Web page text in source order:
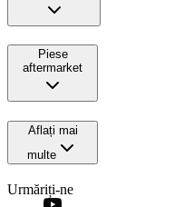
Piese
aftermarket
Aflați mai
multe
Urmăriți-ne